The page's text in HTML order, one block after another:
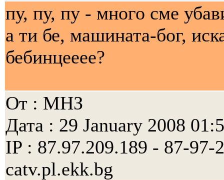
пу, пу, пу - много сме
а ти бе, машината-бог,
бебинцееее?
От : МНЗ
Дата : 29 January 2008
IP : 87.97.209.189 - 87-97-
catv.pl.ekk.bg